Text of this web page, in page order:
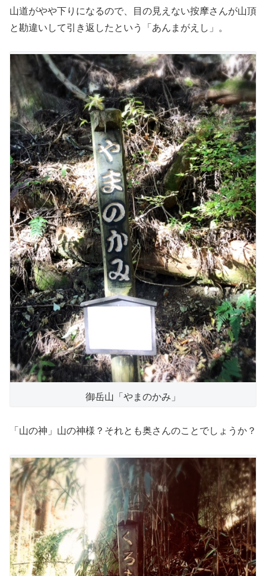
山道がやや下りになるので、目の見えない按摩さんが山頂
と勘違いして引き返したという「あんまがえし」。
御岳山「やまのかみ」
「山の神」山の神様？それとも奥さんのことでしょうか？